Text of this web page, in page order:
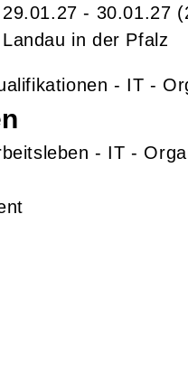
29.01.27 - 30.01.27
Landau in der Pfalz
- IT -
- IT -